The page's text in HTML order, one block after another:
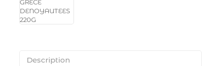
Description